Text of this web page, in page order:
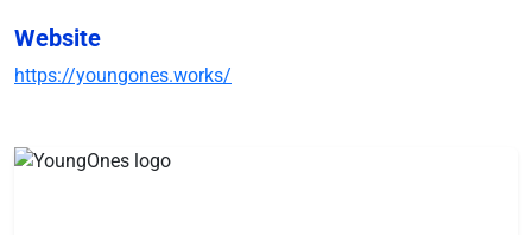
Website
https://youngones.works/